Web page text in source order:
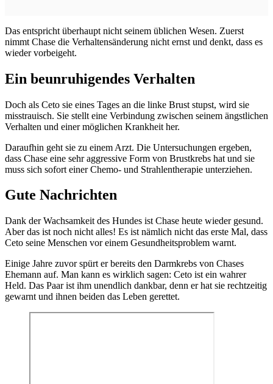
Das entspricht überhaupt nicht seinem üblichen Wesen. Zuerst
nimmt Chase die Verhaltensänderung nicht ernst und denkt, dass es
wieder vorbeigeht.
Ein beunruhigendes Verhalten
Doch als Ceto sie eines Tages an die linke Brust stupst, wird sie
misstrauisch. Sie stellt eine Verbindung zwischen seinem ängstlichen
Verhalten und einer möglichen Krankheit her.
Daraufhin geht sie zu einem Arzt. Die Untersuchungen ergeben,
dass Chase eine sehr aggressive Form von Brustkrebs hat und sie
muss sich sofort einer Chemo- und Strahlentherapie unterziehen.
Gute Nachrichten
Dank der Wachsamkeit des Hundes ist Chase heute wieder gesund.
Aber das ist noch nicht alles! Es ist nämlich nicht das erste Mal, dass
Ceto seine Menschen vor einem Gesundheitsproblem warnt.
Einige Jahre zuvor spürt er bereits den Darmkrebs von Chases
Ehemann auf. Man kann es wirklich sagen: Ceto ist ein wahrer
Held. Das Paar ist ihm unendlich dankbar, denn er hat sie rechtzeitig
gewarnt und ihnen beiden das Leben gerettet.